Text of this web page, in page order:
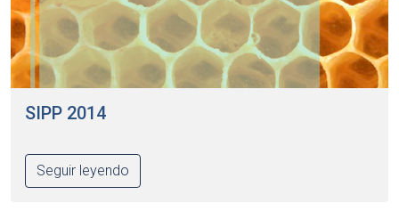
SIPP 2014
Seguir leyendo